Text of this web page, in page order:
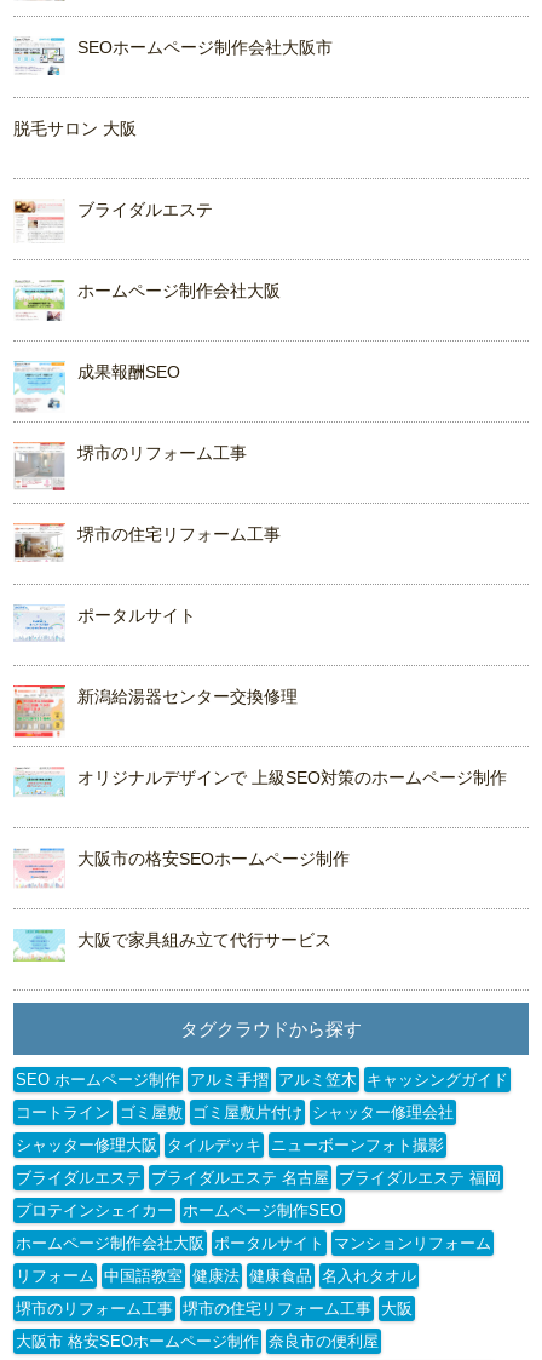
SEOホームページ制作会社大阪市
脱毛サロン 大阪
ブライダルエステ
ホームページ制作会社大阪
成果報酬SEO
堺市のリフォーム工事
堺市の住宅リフォーム工事
ポータルサイト
新潟給湯器センター交換修理
オリジナルデザインで 上級SEO対策のホームページ制作
大阪市の格安SEOホームページ制作
大阪で家具組み立て代行サービス
タグクラウドから探す
SEO ホームページ制作 アルミ手摺 アルミ笠木
キャッシングガイド
コートライン
ゴミ屋敷 ゴミ屋敷片付け
シャッター修理会社
シャッター修理大阪
タイルデッキ
ニューボーンフォト撮影
ブライダルエステ
ブライダルエステ 名古屋
ブライダルエステ 福岡
プロテインシェイカー
ホームページ制作SEO
ホームページ制作会社大阪
ポータルサイト
マンションリフォーム
リフォーム
中国語教室 健康法 健康食品
名入れタオル
堺市のリフォーム工事 堺市の住宅リフォーム工事 大阪
大阪市 格安SEOホームページ制作 奈良市の便利屋